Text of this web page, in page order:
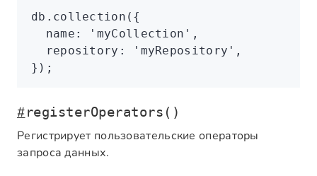
db .collection ({
  name
: 'myCollection' ,
  repository
: 'myRepository' ,
});
#registerOperators()
Регистрирует пользовательские операторы
запроса данных.